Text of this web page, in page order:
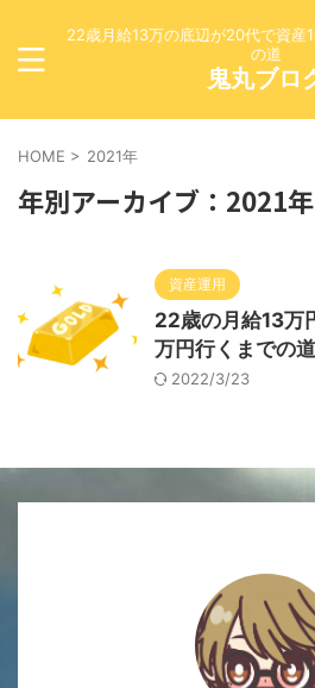
22歳月給13万の底辺が20代で資産
の道
鬼丸ブロ
HOME > 2021年
年別アーカイブ：2021年
資産運用
22歳の月給13
万円行くまでの道
2022/3/23